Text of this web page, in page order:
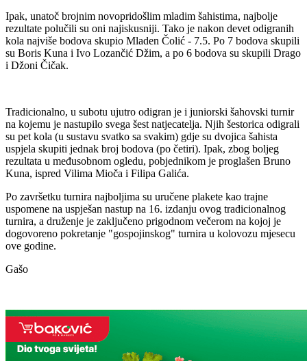
Ipak, unatoč brojnim novopridošlim mladim šahistima, najbolje
rezultate polučili su oni najiskusniji. Tako je nakon devet odigranih
kola najviše bodova skupio Mladen Čolić - 7.5. Po 7 bodova skupili
su Boris Kuna i Ivo Lozančić Džim, a po 6 bodova su skupili Drago
i Džoni Čičak.
Tradicionalno, u subotu ujutro odigran je i juniorski šahovski turnir
na kojemu je nastupilo svega šest natjecatelja. Njih šestorica odigrali
su pet kola (u sustavu svatko sa svakim) gdje su dvojica šahista
uspjela skupiti jednak broj bodova (po četiri). Ipak, zbog boljeg
rezultata u međusobnom ogledu, pobjednikom je proglašen Bruno
Kuna, ispred Vilima Mioča i Filipa Galića.
Po završetku turnira najboljima su uručene plakete kao trajne
uspomene na uspješan nastup na 16. izdanju ovog tradicionalnog
turnira, a druženje je zaključeno prigodnom večerom na kojoj je
dogovoreno pokretanje "gospojinskog" turnira u kolovozu mjesecu
ove godine.
Gašo